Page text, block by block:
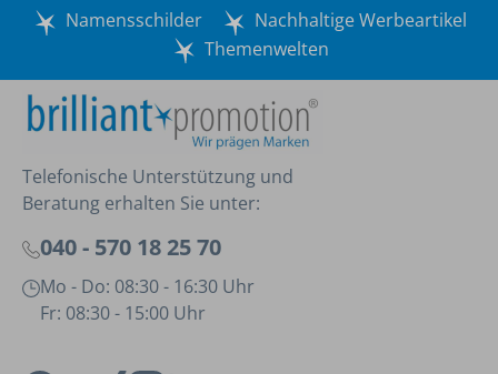
Namensschilder
Nachhaltige Werbeartikel
Themenwelten
Telefonische Unterstützung und
Beratung erhalten Sie unter:
040 - 570 18 25 70
Mo - Do: 08:30 - 16:30 Uhr
Fr: 08:30 - 15:00 Uhr